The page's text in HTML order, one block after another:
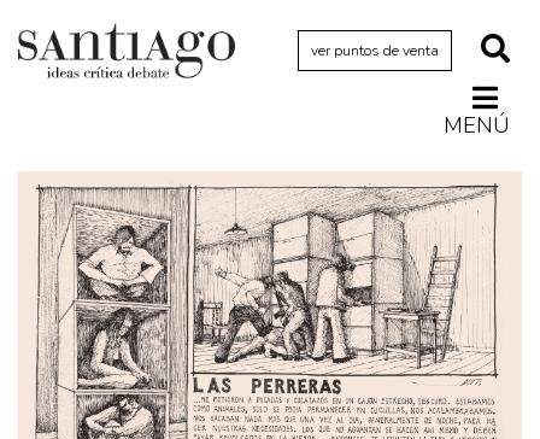
ver puntos de venta
MENÚ
Actualidad
Archivo Cenfoto-UDP
Arquetipos de situación
Artes visuales
Ciencia
Cine y televisión
Ciudad